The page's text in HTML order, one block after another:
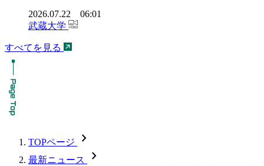
2026.07.22 06:01
武蔵大学
すべてを見る
TOPページ chevron_forward
最新ニュース chevron_forward